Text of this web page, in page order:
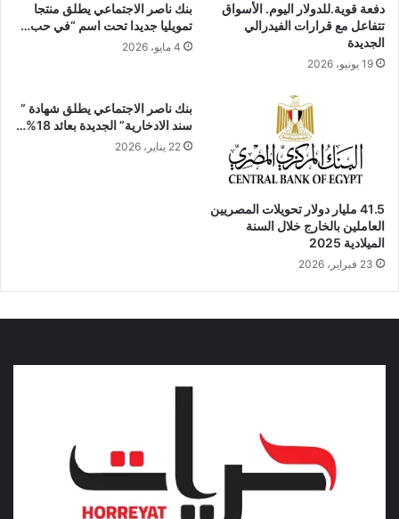
دفعة قوية.للدولار اليوم. الأسواق
تتفاعل مع قرارات الفيدرالي
الجديدة
19 يونيو، 2026
بنك ناصر الاجتماعي يطلق منتجا
تمويليا جديدا تحت اسم “في حب…
4 مايو، 2026
41.5 مليار دولار تحويلات المصريين
العاملين بالخارج خلال السنة
الميلادية 2025
23 فبراير، 2026
بنك ناصر الاجتماعي يطلق شهادة ”
سند الادخارية” الجديدة بعائد 18%…
22 يناير، 2026